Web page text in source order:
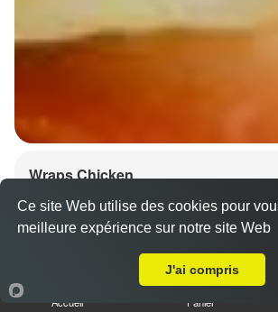
Wraps Chicken
8.50 €
Accueil Panier
Ce site Web utilise des cookies pour
meilleure expérience sur notre site Web
J'ai compris